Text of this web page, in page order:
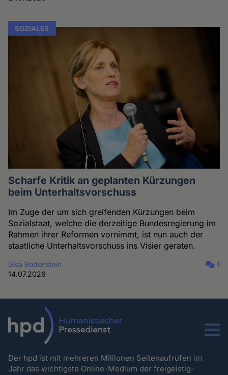
SOZIALES
Scharfe Kritik an geplanten Kürzungen
beim Unterhaltsvorschuss
Im Zuge der um sich greifenden Kürzungen beim
Sozialstaat, welche die derzeitige Bundesregierung im
Rahmen ihrer Reformen vornimmt, ist nun auch der
staatliche Unterhaltsvorschuss ins Visier geraten.
Gisa Bodenstein
14.07.2026
1
Menu
Der hpd ist mit mehreren Millionen Seitenaufrufen im
Jahr das wichtigste Online-Medium der freigeistig-